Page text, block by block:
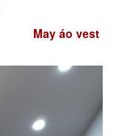
May áo vest